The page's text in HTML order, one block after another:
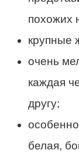
похожих
крупные
очень
каждая
другу;
белая,